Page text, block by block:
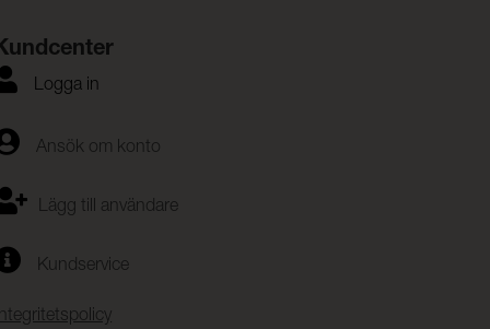
Logga in
Ansök om konto
Lägg till användare
Kundservice